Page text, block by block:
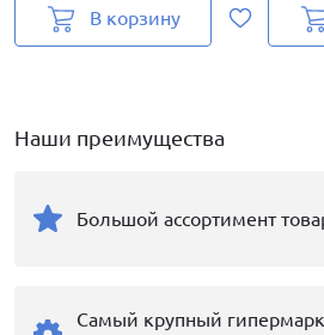
В корзину
Наши преимущества
Большой ассортимент
Самый крупный